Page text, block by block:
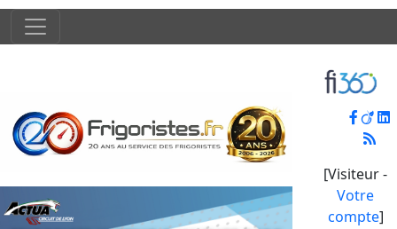
[Visiteur -
Votre
compte]